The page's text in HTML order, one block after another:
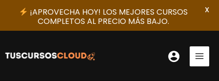
contenido
¡APROVECHA HOY! LOS MEJORES CURSOS
COMPLETOS AL PRECIO MÁS BAJO.
X